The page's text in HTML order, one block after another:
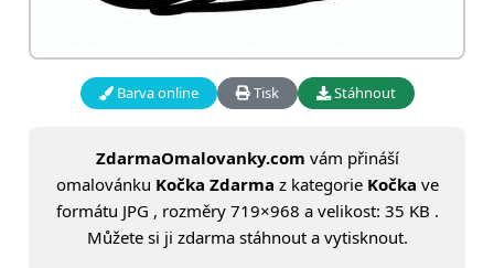
Barva online Tisk Stáhnout
ZdarmaOmalovanky.com vám přináší
omalovánku Kočka Zdarma z kategorie Kočka ve
formátu JPG , rozměry 719×968 a velikost: 35 KB .
Můžete si ji zdarma stáhnout a vytisknout.